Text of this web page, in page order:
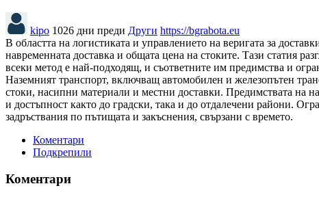
kipo 1026 дни преди Други https://bgrabota.eu
В областта на логистиката и управлението на веригата за
навременната доставка и общата цена на стоките. Тази статия
всеки метод е най-подходящ, и съответните им предимства и
Наземният транспорт, включващ автомобилен и железопътен
стоки, насипни материали и местни доставки. Предимствата на
и достъпност както до градски, така и до отдалечени райони.
задръствания по пътищата и закъснения, свързани с времето.
Коментари
Подкрепили
Коментари